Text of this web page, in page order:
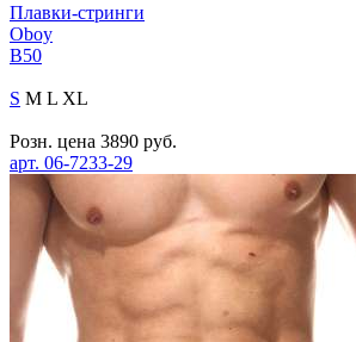
Плавки-стринги
Oboy
B50
S M L XL
Розн. цена 3890 руб.
арт. 06-7233-29